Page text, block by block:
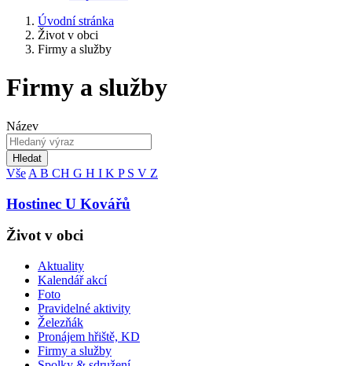
Úvodní stránka
Život v obci
Firmy a služby
Firmy a služby
Název
Hledat
Vše A B CH G H I K P S V Z
Hostinec U Kovářů
Život v obci
Aktuality
Kalendář akcí
Foto
Pravidelné aktivity
Železňák
Pronájem hřiště, KD
Firmy a služby